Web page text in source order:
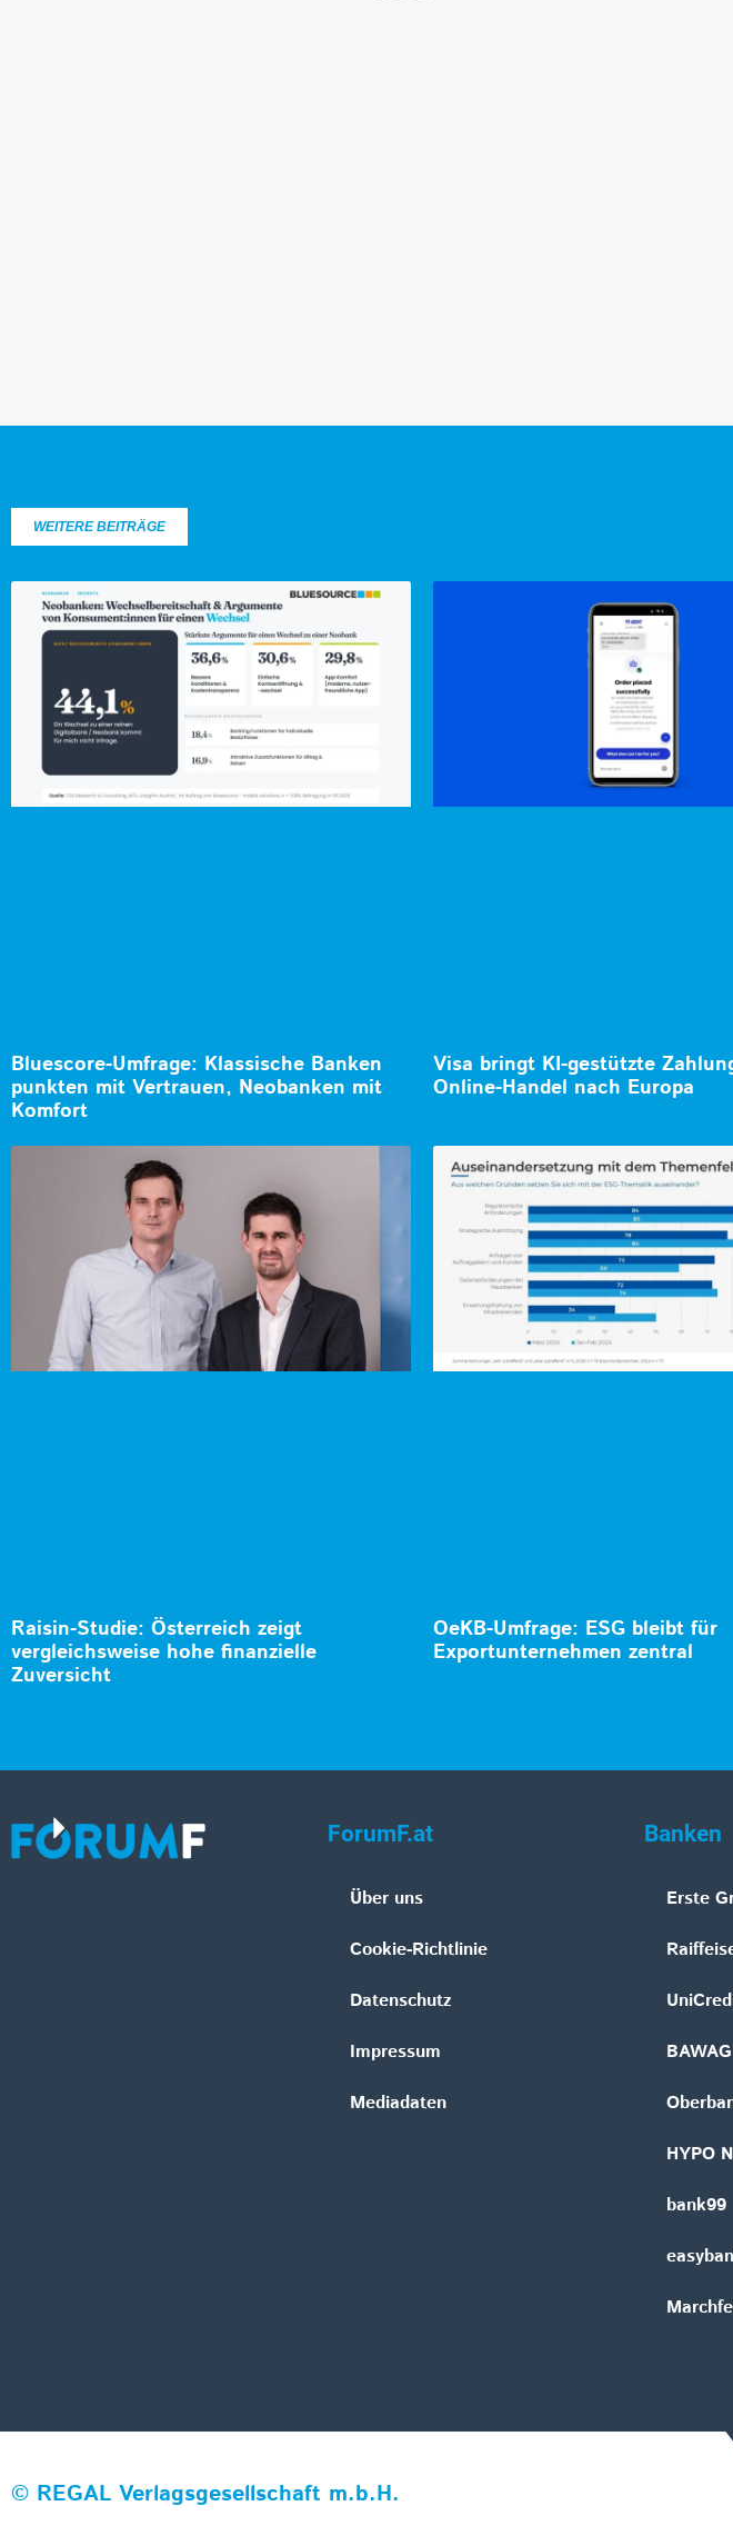
WEITERE BEITRÄGE
Bluescore-Umfrage: Klassische Banken
punkten mit Vertrauen, Neobanken mit
Komfort
Visa bringt KI-gestützte
Online-Handel nach Europa
Raisin-Studie: Österreich zeigt
vergleichsweise hohe finanzielle
Zuversicht
OeKB-Umfrage: ESG bleibt für
Exportunternehmen zentral
ForumF.at
Über uns
Cookie-Richtlinie
Datenschutz
Impressum
Mediadaten
Banken
Erste
HYPO
bank99
© REGAL Verlagsgesellschaft m.b.H.